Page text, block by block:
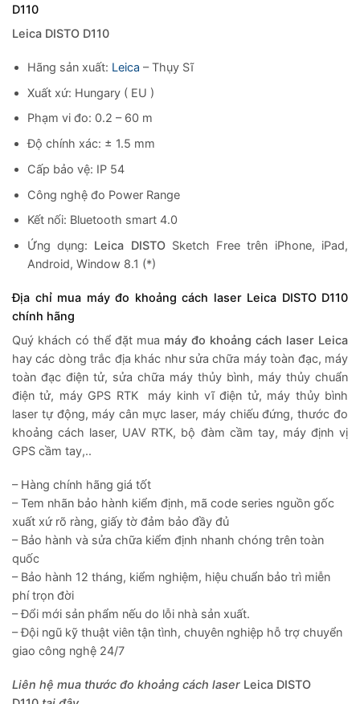
D110
Leica DISTO D110
Hãng sản xuất: Leica – Thụy Sĩ
Xuất xứ: Hungary ( EU )
Phạm vi đo: 0.2 – 60 m
Độ chính xác: ± 1.5 mm
Cấp bảo vệ: IP 54
Công nghệ đo Power Range
Kết nối: Bluetooth smart 4.0
Ứng dụng: Leica DISTOSketch Free trên iPhone, iPad,
Android, Window 8.1 (*)
Địa chỉ mua máy đo khoảng cách laser Leica DISTO D110
chính hãng
Quý khách có thể đặt mua máy đo khoảng cách laser Leica
hay các dòng trắc địa khác như sửa chữa máy toàn đạc, máy
toàn đạc điện tử, sửa chữa máy thủy bình, máy thủy chuẩn
điện tử, máy GPS RTK máy kinh vĩ điện tử, máy thủy bình
laser tự động, máy cân mực laser, máy chiếu đứng, thước đo
khoảng cách laser, UAV RTK, bộ đàm cầm tay, máy định vị
GPS cầm tay,..
– Hàng chính hãng giá tốt
– Tem nhãn bảo hành kiểm định, mã code series nguồn gốc
xuất xứ rõ ràng, giấy tờ đảm bảo đầy đủ
– Bảo hành và sửa chữa kiểm định nhanh chóng trên toàn
quốc
– Bảo hành 12 tháng, kiểm nghiệm, hiệu chuẩn bảo trì miễn
phí trọn đời
– Đổi mới sản phẩm nếu do lỗi nhà sản xuất.
– Đội ngũ kỹ thuật viên tận tình, chuyên nghiệp hỗ trợ chuyển
giao công nghệ 24/7
Liên hệ mua thước đo khoảng cách laser Leica DISTO